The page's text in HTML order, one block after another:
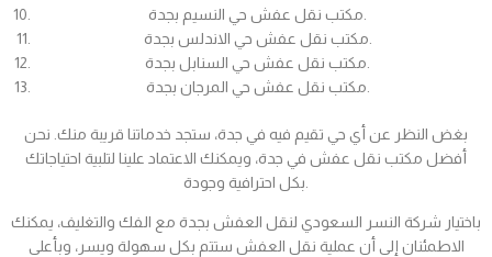
بغض النظر عن أي حي تقيم فيه في جدة، ستجد خدماتنا قريبة منك. نحن
أفضل مكتب نقل عفش في جدة، ويمكنك الاعتماد علينا لتلبية احتياجاتك
باختيار شركة النسر السعودي لنقل العفش بجدة مع الفك والتغليف، يمكنك
الاطمئنان إلى أن عملية نقل العفش ستتم بكل سهولة ويسر، وبأعلى